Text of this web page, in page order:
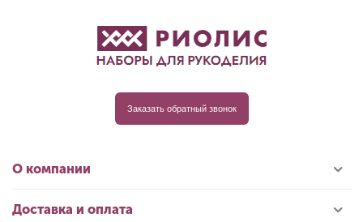
Заказать обратный звонок
О компании
Доставка и оплата